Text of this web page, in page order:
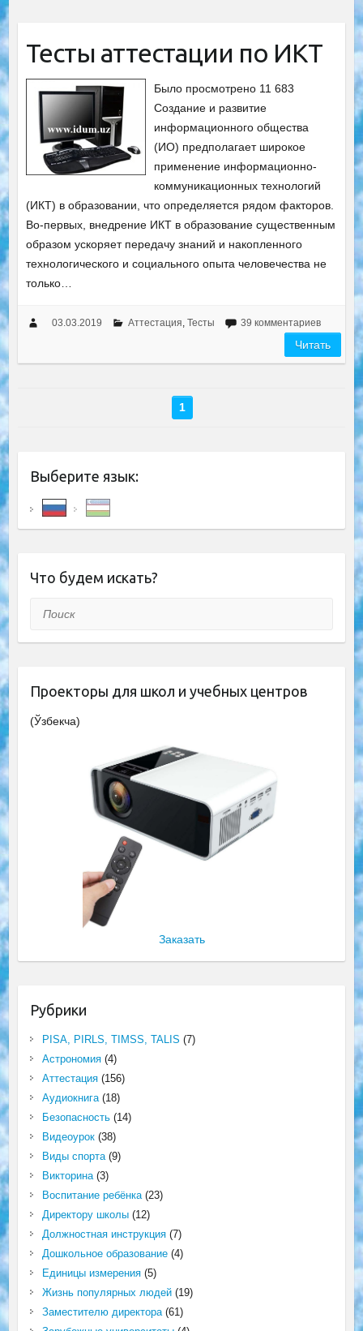
Тесты аттестации по ИКТ
Было просмотрено 11 683
Создание и развитие
информационного общества
(ИО) предполагает широкое
применение информационно-
коммуникационных технологий
(ИКТ) в образовании, что определяется рядом факторов.
Во-первых, внедрение ИКТ в образование существенным
образом ускоряет передачу знаний и накопленного
технологического и социального опыта человечества не
только…
03.03.2019 Аттестация, Тесты 39 комментариев
Читать
1
Выберите язык:
Что будем искать?
Поиск
Проекторы для школ и учебных центров
(Ўзбекча)
Заказать
Рубрики
PISA, PIRLS, TIMSS, TALIS (7)
Астрономия(4)
Аттестация(156)
Аудиокнига(18)
Безопасность(14)
Видеоурок(38)
Виды спорта(9)
Викторина(3)
Воспитание ребёнка(23)
Директору школы(12)
Должностная инструкция(7)
Дошкольное образование(4)
Единицы измерения(5)
Жизнь популярных людей(19)
Заместителю директора(61)